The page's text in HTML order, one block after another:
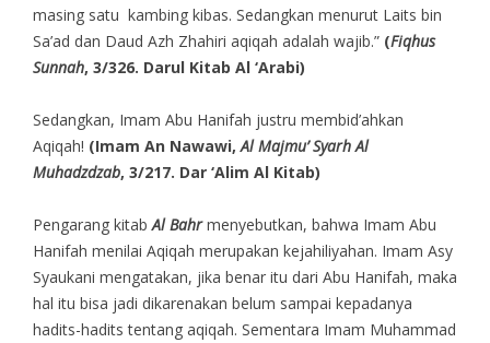
masing satu kambing kibas. Sedangkan menurut Laits bin
Sa’ad dan Daud Azh Zhahiri aqiqah adalah wajib.”(Fiqhus
Sunnah, 3/326. Darul Kitab Al ‘Arabi)
Sedangkan, Imam Abu Hanifah justru membid’ahkan
Aqiqah! (Imam An Nawawi,Al Majmu’ Syarh Al
Muhadzdzab, 3/217. Dar ‘Alim Al Kitab)
Pengarang kitabAl Bahrmenyebutkan, bahwa Imam Abu
Hanifah menilai Aqiqah merupakan kejahiliyahan. Imam Asy
Syaukani mengatakan, jika benar itu dari Abu Hanifah, maka
hal itu bisa jadi dikarenakan belum sampai kepadanya
hadits-hadits tentang aqiqah. Sementara Imam Muhammad